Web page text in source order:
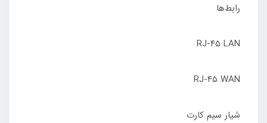
رابط‌ها
RJ-۴۵ LAN
RJ-۴۵ WAN
شیار سیم کارت